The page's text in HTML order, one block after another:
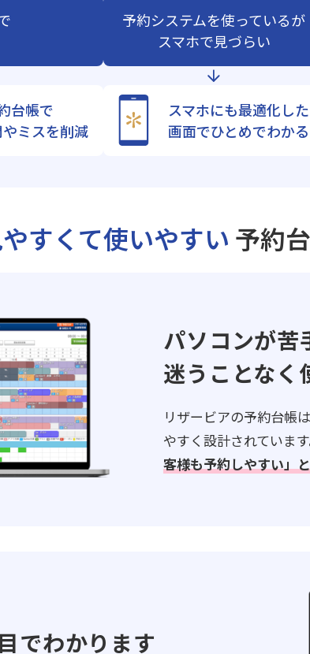
台帳で
ミスを削減
予約システムを使っているが
スマホで見づらい
スマホにも最適化した
画面でひとめでわかる
すくて使いやすい 予約
パソコンが苦
迷うことなく
リザービアの予約台帳
やすく設計されています
客様も予約しやすい」
でわかります